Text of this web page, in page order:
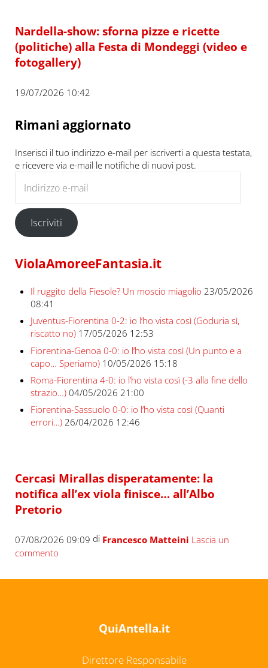
Nardella-show: sforna pizze e ricette
(politiche) alla Festa di Mondeggi (video e
fotogallery)
19/07/2026 10:42
Rimani aggiornato
Inserisci il tuo indirizzo e-mail per iscriverti a questa testata,
e ricevere via e-mail le notifiche di nuovi post.
Iscriviti
ViolaAmoreeFantasia.it
Il ruggito della Fiesole? Un moscio miagolio 23/05/2026
08:41
Juventus-Fiorentina 0-2: io l’ho vista così (Goduria sì,
riscatto no) 17/05/2026 12:53
Fiorentina-Genoa 0-0: io l’ho vista così (Un punto e a
capo… Speriamo) 10/05/2026 15:18
Roma-Fiorentina 4-0: io l’ho vista così (-3 alla fine dello
strazio…) 04/05/2026 21:00
Fiorentina-Sassuolo 0-0: io l’ho vista così (Quanti
errori…) 26/04/2026 12:46
Cercasi Mirallas disperatamente: la
notifica all’ex viola finisce… all’Albo
Pretorio
07/08/2026 09:09 di Francesco Matteini Lascia un
commento
QuiAntella.it
Direttore Responsabile